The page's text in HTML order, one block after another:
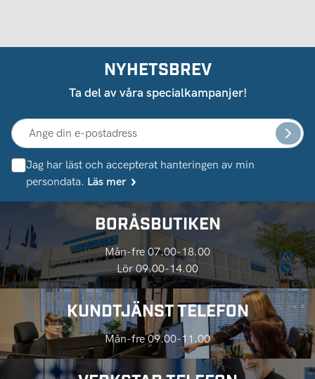
NYHETSBREV
Ta del av våra specialkampanjer!
Jag har läst och accepterat hanteringen av min
persondata. Läs mer
BORÅSBUTIKEN
Mån-fre 07.00-18.00
Lör 09.00-14.00
KUNDTJÄNST TELEFON
Mån-fre 09.00-11.00